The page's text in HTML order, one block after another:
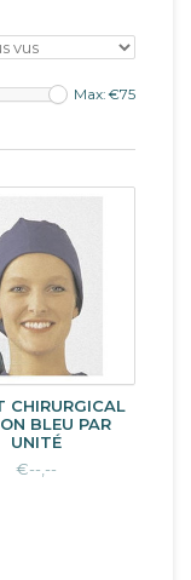
Max: €75
CHIRURGICAL
BLEU PAR
UNITÉ
€--,--